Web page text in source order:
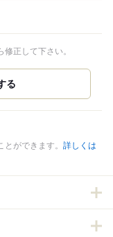
正して下さい。
ができます。 詳しくは